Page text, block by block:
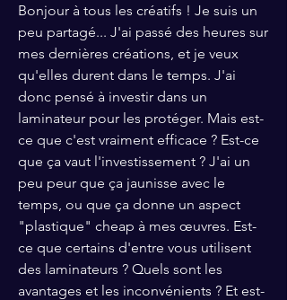
Bonjour à tous les créatifs ! Je suis un
peu partagé... J'ai passé des heures sur
mes dernières créations, et je veux
qu'elles durent dans le temps. J'ai
donc pensé à investir dans un
laminateur pour les protéger. Mais est-
ce que c'est vraiment efficace ? Est-ce
que ça vaut l'investissement ? J'ai un
peu peur que ça jaunisse avec le
temps, ou que ça donne un aspect
"plastique" cheap à mes œuvres. Est-
ce que certains d'entre vous utilisent
des laminateurs ? Quels sont les
avantages et les inconvénients ? Et est-